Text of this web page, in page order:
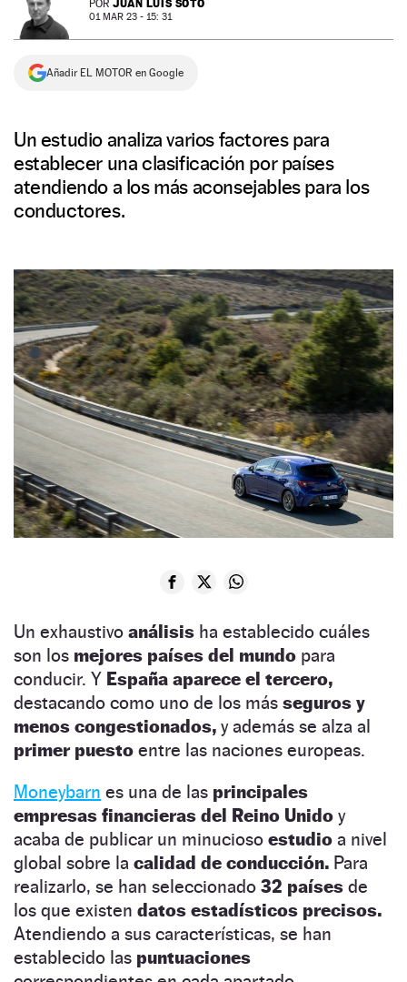
NEWSLETTER
SÍGUENOS
POR JUAN LUIS SOTO
01 MAR 23 - 15: 31
Añadir EL MOTOR en Google
Un estudio analiza varios factores para
establecer una clasificación por países
atendiendo a los más aconsejables para los
conductores.
Un exhaustivo análisis ha establecido cuáles
son los mejores países del mundo para
conducir. Y España aparece el tercero,
destacando como uno de los más seguros y
menos congestionados, y además se alza al
primer puesto entre las naciones europeas.
Moneybarn es una de las principales
empresas financieras del Reino Unido y
acaba de publicar un minucioso estudio a nivel
global sobre la calidad de conducción. Para
realizarlo, se han seleccionado 32 países de
los que existen datos estadísticos precisos.
Atendiendo a sus características, se han
establecido las puntuaciones